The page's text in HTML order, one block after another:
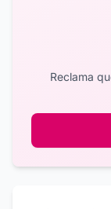
Reclama